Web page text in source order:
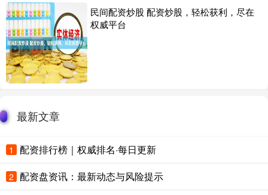
民间配资炒股 配资炒股，轻松获利，尽在
权威平台
最新文章
1 配资排行榜｜权威排名·每日更新
2 配资盘资讯：最新动态与风险提示